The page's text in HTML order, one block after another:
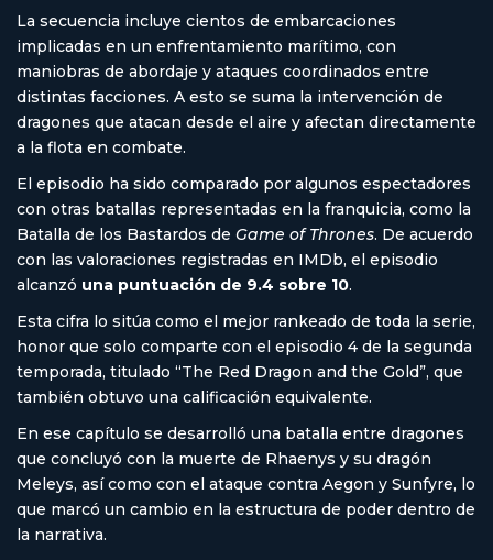
La secuencia incluye cientos de embarcaciones
implicadas en un enfrentamiento marítimo, con
maniobras de abordaje y ataques coordinados entre
distintas facciones. A esto se suma la intervención de
dragones que atacan desde el aire y afectan directamente
a la flota en combate.
El episodio ha sido comparado por algunos espectadores
con otras batallas representadas en la franquicia, como la
Batalla de los Bastardos de Game of Thrones. De acuerdo
con las valoraciones registradas en IMDb, el episodio
alcanzó una puntuación de 9.4 sobre 10.
Esta cifra lo sitúa como el mejor rankeado de toda la serie,
honor que solo comparte con el episodio 4 de la segunda
temporada, titulado “The Red Dragon and the Gold”, que
también obtuvo una calificación equivalente.
En ese capítulo se desarrolló una batalla entre dragones
que concluyó con la muerte de Rhaenys y su dragón
Meleys, así como con el ataque contra Aegon y Sunfyre, lo
que marcó un cambio en la estructura de poder dentro de
la narrativa.